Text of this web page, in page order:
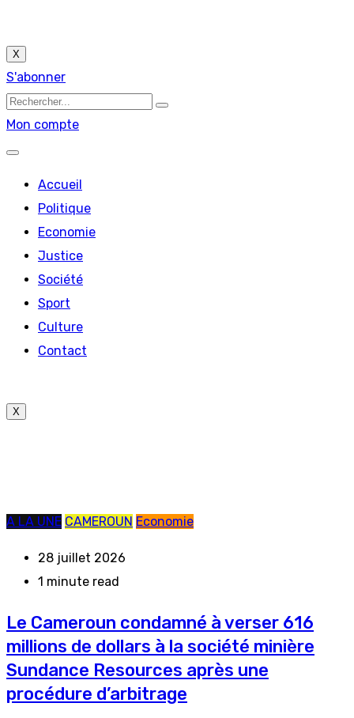
X
S'abonner
Mon compte
Accueil
Politique
Economie
Justice
Société
Sport
Culture
Contact
X
A LA UNE CAMEROUN Economie
28 juillet 2026
1 minute read
Le Cameroun condamné à verser 616
millions de dollars à la société minière
Sundance Resources après une
procédure d’arbitrage